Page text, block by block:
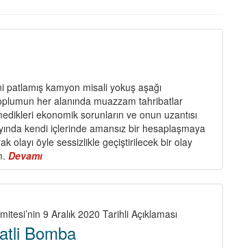
kamyon misali yokuş aşağı
her alanında muazzam tahribatlar
ekonomik sorunların ve onun uzantısı
kendi içlerinde amansız bir hesaplaşmaya
olayı öyle sessizlikle geçiştirilecek bir olay
Devamı
İpler
Kimin
9 Aralık 2020 Tarihli Açıklaması
Bomba